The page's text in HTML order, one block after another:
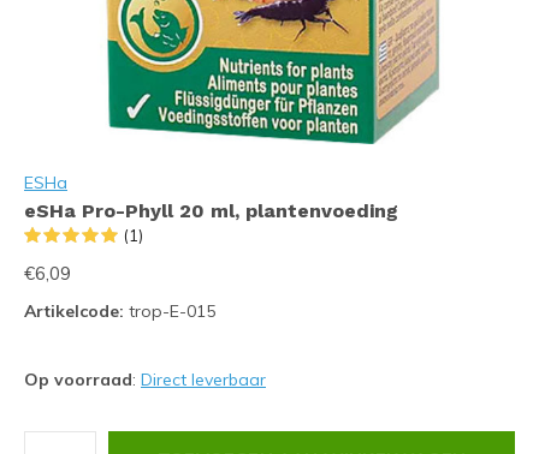
ESHa
eSHa Pro-Phyll 20 ml, plantenvoeding
(1)
€6,09
Artikelcode: trop-E-015
Op voorraad: Direct leverbaar